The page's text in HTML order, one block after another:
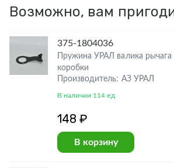
Возможно, вам
375-1804036
Пружина УРАЛ валика рычага
коробки
Производитель: АЗ УРАЛ
В наличии 114 ед
148 ₽
В корзину